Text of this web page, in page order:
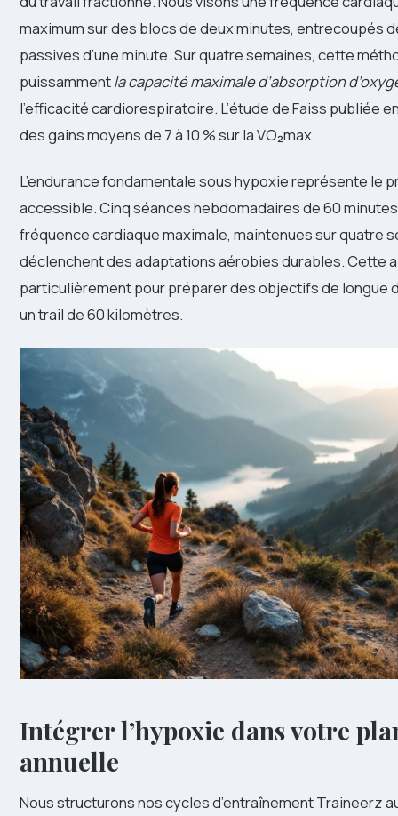
maximum sur des blocs de deux minutes, entrecoupés
passives d’une minute. Sur quatre semaines, cette
puissammentla capacité maximale d’absorption
l’efficacité cardiorespiratoire. L’étude de Faiss publiée
des gains moyens de 7 à 10 % sur la VO₂max.
L’endurance fondamentale sous hypoxie représente le
accessible. Cinq séances hebdomadaires de 60 minutes
fréquence cardiaque maximale, maintenues sur quatre
déclenchent des adaptations aérobies durables. Cette
particulièrement pour préparer des objectifs de longue
un trail de 60 kilomètres.
Intégrer l’hypoxie dans votre
annuelle
Nous structurons nos cycles d’entraînement Traineerz